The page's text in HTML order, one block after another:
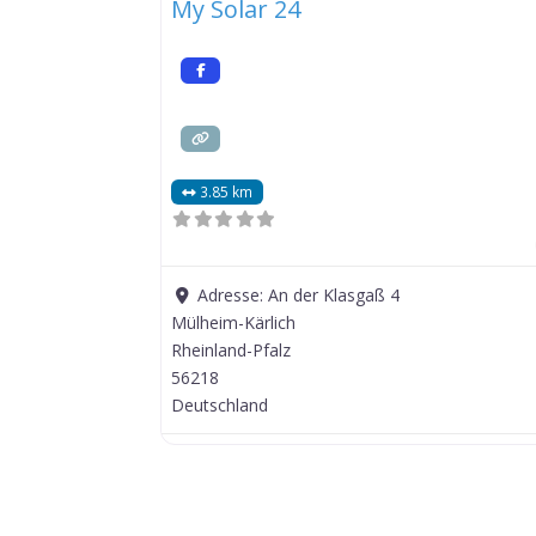
My Solar 24
3.85 km
Adresse: An der Klasgaß 4
Mülheim-Kärlich
Rheinland-Pfalz
56218
Deutschland